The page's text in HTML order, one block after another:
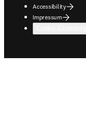
Accessibility
Impressum